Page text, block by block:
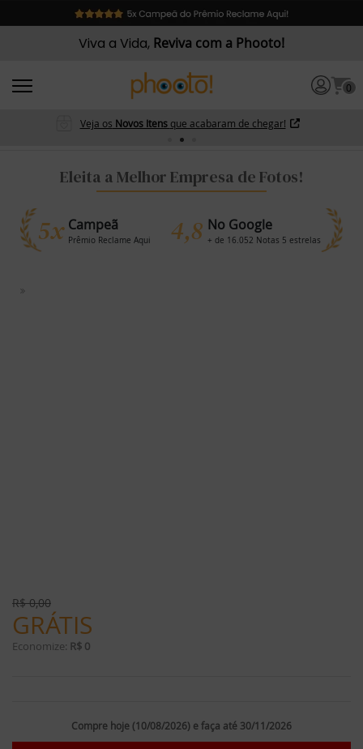
Viva a Vida, Reviva com a Phooto!
0
Veja os Novos Itens que acabaram de chegar!
Eleita a Melhor Empresa de Fotos!
5x Campeã
Prêmio Reclame Aqui 4,8 No Google
+ de 16.052 Notas 5 estrelas
R$0,00
GRÁTIS
Economize: R$ 0
Compre hoje (10/08/2026) e faça até 30/11/2026